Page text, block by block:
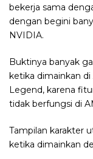
bekerja sama
dengan begini
NVIDIA.
Buktinya banyak
ketika dimainkan
Legend, karena
tidak berfungsi di
Tampilan karakter
ketika dimainkan